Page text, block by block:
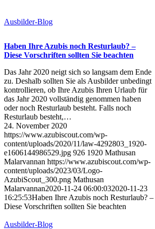
Ausbilder-Blog
Haben Ihre Azubis noch Resturlaub? –
Diese Vorschriften sollten Sie beachten
Das Jahr 2020 neigt sich so langsam dem Ende
zu. Deshalb sollten Sie als Ausbilder unbedingt
kontrollieren, ob Ihre Azubis Ihren Urlaub für
das Jahr 2020 vollständig genommen haben
oder noch Resturlaub besteht. Falls noch
Resturlaub besteht,…
24. November 2020
https://www.azubiscout.com/wp-
content/uploads/2020/11/law-4292803_1920-
e1606144986529.jpg 926 1920 Mathusan
Malarvannan https://www.azubiscout.com/wp-
content/uploads/2023/03/Logo-
AzubiScout_300.png Mathusan
Malarvannan2020-11-24 06:00:032020-11-23
16:25:53Haben Ihre Azubis noch Resturlaub? –
Diese Vorschriften sollten Sie beachten
Ausbilder-Blog